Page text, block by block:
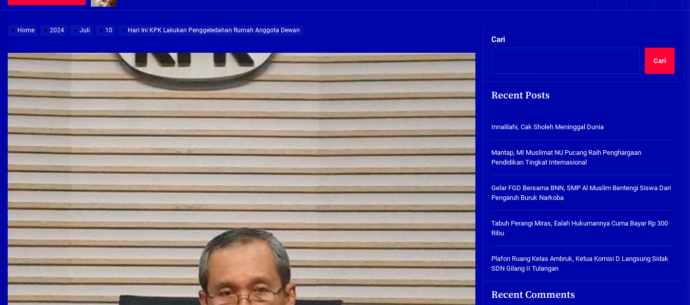
SDN Gilang II Tulangan
Mantap, MI Muslimat NU
Pucang Raih Penghargaan
Pendidikan Tingkat
Internasional
06/08/2026
Gelar FGD Bersama BNN, SMP Al
Muslim Bentengi Siswa Dari
05/08/2026
Hukumannya Cuma Bayar Rp
300 Ribu
Plafon Ruang Kelas Ambruk,
Ketua Komisi D Langsung Sidak
Peduli Warga Miskin, Bupati Sidoarjo Masif Jalankan Program Rehab RTLH
Pembebasan Lahan Hampir Rampung, Pembangunan Fly over Gedangan Semakin Dekat
Terima aduan warga, Komisi A cari solusi masalah warga Seketi dan Urangagung
Demi Jajaran Direksi Delta Tirta Yang Profesional Dan Kapabel, Komisi B Dua Kali Panggil Pansel Dan Minta Ada Pakta Integritas
Home 2024 Juli 10 Hari Ini KPK Lakukan Penggeledahan Rumah Anggota Dewan
Cari
Cari
Recent Posts
Innalilahi, Cak Sholeh Meninggal Dunia
Mantap, MI Muslimat NU Pucang Raih Penghargaan
Pendidikan Tingkat Internasional
Gelar FGD Bersama BNN, SMP Al Muslim Bentengi Siswa Dari
Pengaruh Buruk Narkoba
Tabuh Perangi Miras, Ealah Hukumannya Cuma Bayar Rp 300
Ribu
Plafon Ruang Kelas Ambruk, Ketua Komisi D Langsung Sidak
SDN Gilang II Tulangan
Recent Comments